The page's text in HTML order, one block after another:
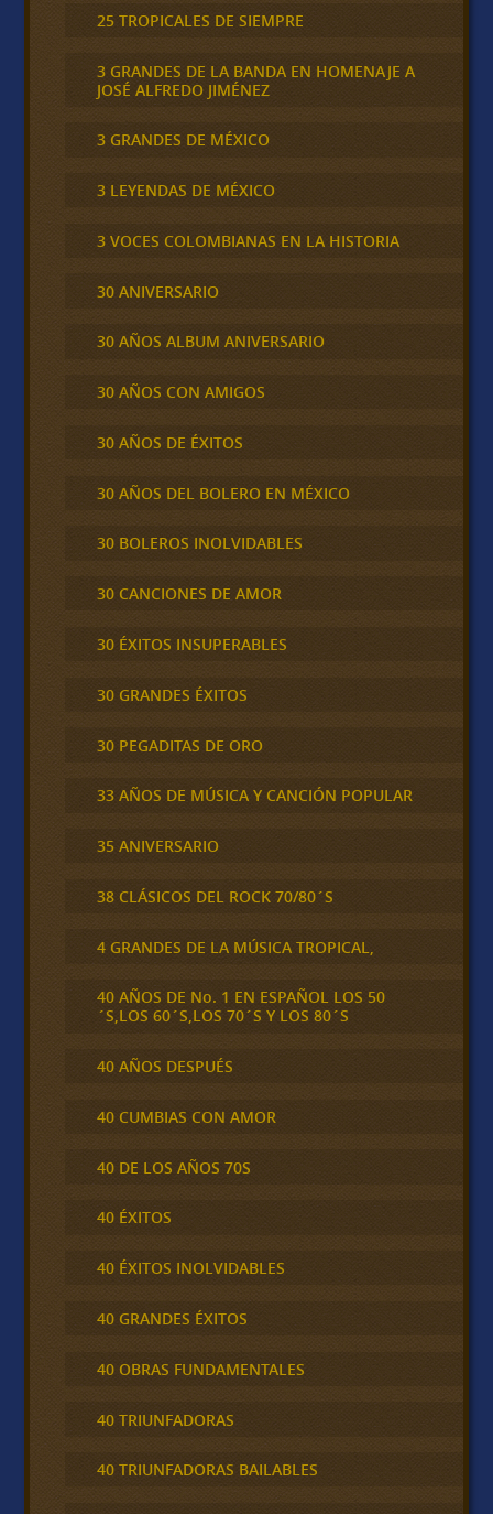
25 TROPICALES DE SIEMPRE
3 GRANDES DE LA BANDA EN HOMENAJE A
JOSÉ ALFREDO JIMÉNEZ
3 GRANDES DE MÉXICO
3 LEYENDAS DE MÉXICO
3 VOCES COLOMBIANAS EN LA HISTORIA
30 ANIVERSARIO
30 AÑOS ALBUM ANIVERSARIO
30 AÑOS CON AMIGOS
30 AÑOS DE ÉXITOS
30 AÑOS DEL BOLERO EN MÉXICO
30 BOLEROS INOLVIDABLES
30 CANCIONES DE AMOR
30 ÉXITOS INSUPERABLES
30 GRANDES ÉXITOS
30 PEGADITAS DE ORO
33 AÑOS DE MÚSICA Y CANCIÓN POPULAR
35 ANIVERSARIO
38 CLÁSICOS DEL ROCK 70/80´S
4 GRANDES DE LA MÚSICA TROPICAL,
40 AÑOS DE No. 1 EN ESPAÑOL LOS 50
´S,LOS 60´S,LOS 70´S Y LOS 80´S
40 AÑOS DESPUÉS
40 CUMBIAS CON AMOR
40 DE LOS AÑOS 70S
40 ÉXITOS
40 ÉXITOS INOLVIDABLES
40 GRANDES ÉXITOS
40 OBRAS FUNDAMENTALES
40 TRIUNFADORAS
40 TRIUNFADORAS BAILABLES